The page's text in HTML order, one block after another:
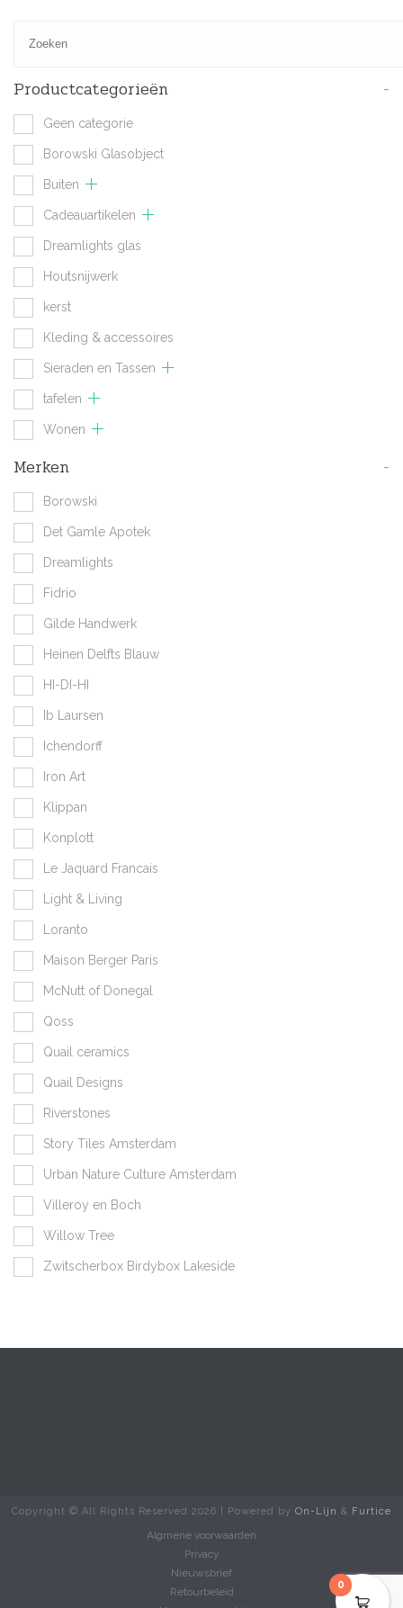
Productcategorieën -
Geen categorie
Borowski Glasobject
Buiten
Cadeauartikelen
Dreamlights glas
Houtsnijwerk
kerst
Kleding & accessoires
Sieraden en Tassen
tafelen
Wonen
Merken -
Borowski
Det Gamle Apotek
Dreamlights
Fidrio
Gilde Handwerk
Heinen Delfts Blauw
HI-DI-HI
Ib Laursen
Ichendorff
Iron Art
Klippan
Konplott
Le Jaquard Francais
Light & Living
Loranto
Maison Berger Paris
McNutt of Donegal
Qoss
Quail ceramics
Quail Designs
Riverstones
Story Tiles Amsterdam
Urban Nature Culture Amsterdam
Villeroy en Boch
Willow Tree
Zwitscherbox Birdybox Lakeside
Copyright © All Rights Reserved 2026 | Powered by On-Lijn & Furtice
Algmene voorwaarden
Privacy
Nieuwsbrief
Retourbeleid
0